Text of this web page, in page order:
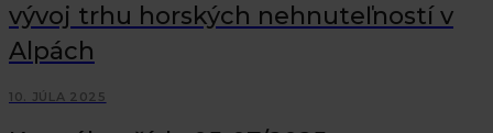
vývoj trhu horských nehnuteľností v
Alpách
10. JÚLA 2025